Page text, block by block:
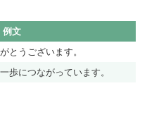
例文
とうございます。
歩につながっています。